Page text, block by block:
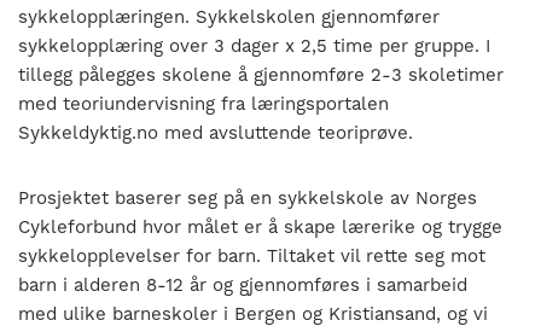
sykkelopplæringen. Sykkelskolen gjennomfører
sykkelopplæring over 3 dager x 2,5 time per gruppe. I
tillegg pålegges skolene å gjennomføre 2-3 skoletimer
med teoriundervisning fra læringsportalen
Sykkeldyktig.no med avsluttende teoriprøve.
Prosjektet baserer seg på en sykkelskole av Norges
Cykleforbund hvor målet er å skape lærerike og trygge
sykkelopplevelser for barn. Tiltaket vil rette seg mot
barn i alderen 8-12 år og gjennomføres i samarbeid
med ulike barneskoler i Bergen og Kristiansand, og vi